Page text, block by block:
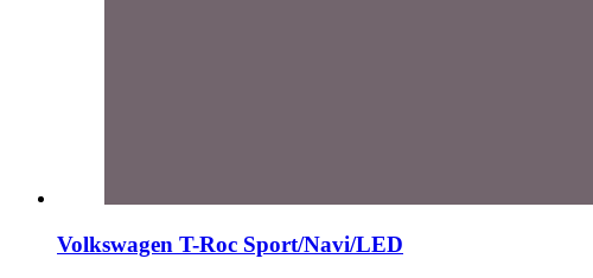
Volkswagen T-Roc Sport/Navi/LED